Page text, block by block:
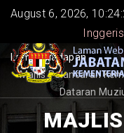
Skip
main
content
August 6, 2026,
Inggeris
Laman Hadapan -
Majlis Pelancaran
Dataran